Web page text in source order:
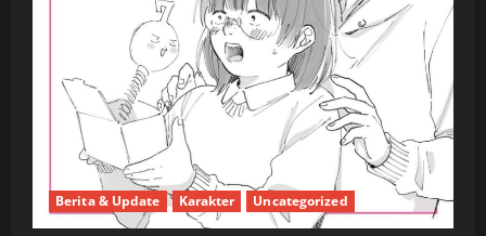
Berita & Update Karakter Uncategorized